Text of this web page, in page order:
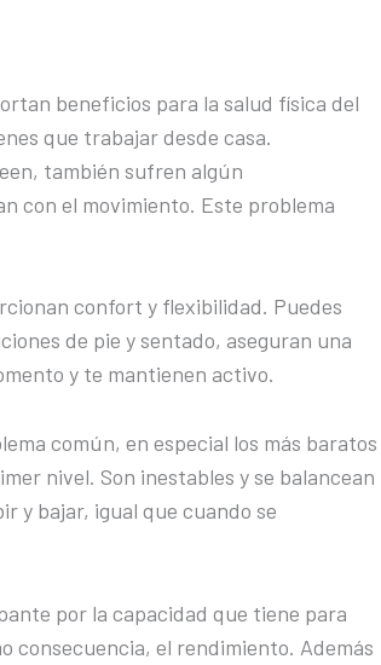
beneficios para la salud física del
que trabajar desde casa.
también sufren algún
con el movimiento. Este problema
confort y flexibilidad. Puedes
de pie y sentado, aseguran una
y te mantienen activo.
común, en especial los más baratos
nivel. Son inestables y se balancean
y bajar, igual que cuando se
por la capacidad que tiene para
consecuencia, el rendimiento. Además